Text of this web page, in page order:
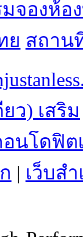
จองห้อ
ย สถาน
ว) เสริม
นโดฟิต
| เว็บสำ